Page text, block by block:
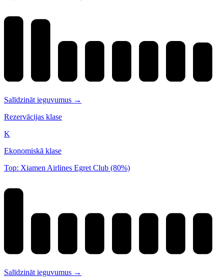
Salīdzināt ieguvumus →
Rezervācijas klase
K
Ekonomiskā klase
Top: Xiamen Airlines Egret Club (80%)
Salīdzināt ieguvumus →